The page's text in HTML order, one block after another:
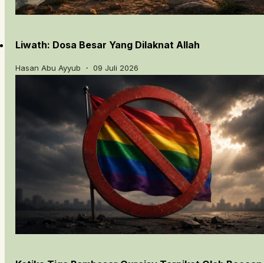
Liwath: Dosa Besar Yang Dilaknat Allah
Hasan Abu Ayyub ・ 09 Juli 2026